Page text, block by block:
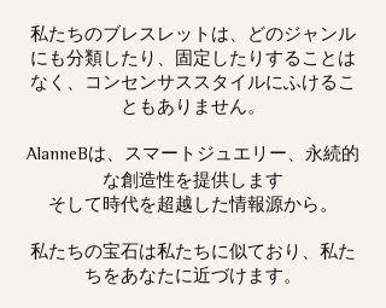
私たちのブレスレットは、どのジャンル
にも分類したり、固定したりすることは
なく、コンセンサススタイルにふけるこ
ともありません。
AlanneBは、スマートジュエリー、永続的
な創造性を提供します
そして時代を超越した情報源から。
私たちの宝石は私たちに似ており、私た
ちをあなたに近づけます。